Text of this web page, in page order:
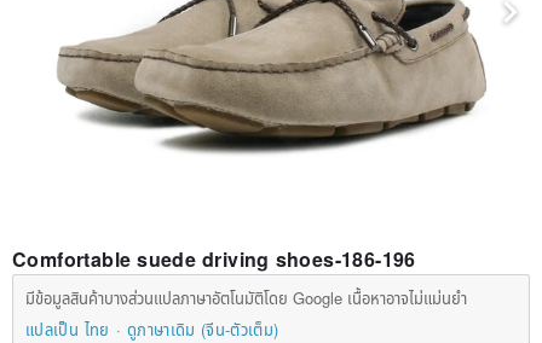
Comfortable suede driving shoes-186-196
มีข้อมูลสินค้าบางส่วนแปลภาษาอัตโนมัติโดย Google เนื้อหาอาจไม่แม่นยำ
แปลเป็น ไทย
ดูภาษาเดิม (จีน-ตัวเต็ม)